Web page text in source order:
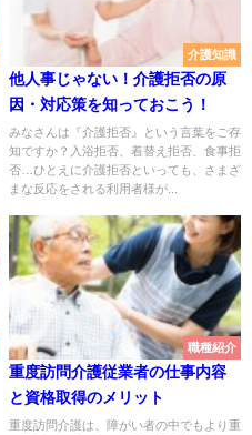
介護知識
他人事じゃない！介護拒否の原
因・対応策を知っておこう！
みなさんは『介護拒否』という言葉をご存
知ですか？入浴拒否、着替え拒否、食事拒
否…ひとえに介護拒否といっても、さまざ
まな反応をされる利用者様が...
職種紹介
重度訪問介護従業者の仕事内容
と資格取得のメリット
重度訪問介護は、障がい者の中でもより重